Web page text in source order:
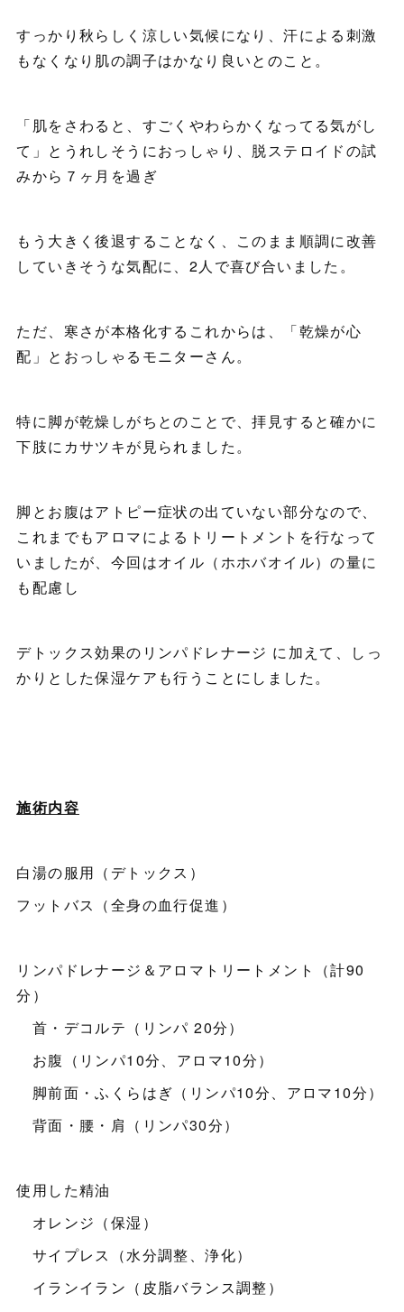
すっかり秋らしく涼しい気候になり、汗による刺激
もなくなり肌の調子はかなり良いとのこと。
「肌をさわると、すごくやわらかくなってる気がし
て」とうれしそうにおっしゃり、脱ステロイドの試
みから７ヶ月を過ぎ
もう大きく後退することなく、このまま順調に改善
していきそうな気配に、2人で喜び合いました。
ただ、寒さが本格化するこれからは、「乾燥が心
配」とおっしゃるモニターさん。
特に脚が乾燥しがちとのことで、拝見すると確かに
下肢にカサツキが見られました。
脚とお腹はアトピー症状の出ていない部分なので、
これまでもアロマによるトリートメントを行なって
いましたが、今回はオイル（ホホバオイル）の量に
も配慮し
デトックス効果のリンパドレナージ に加えて、しっ
かりとした保湿ケアも行うことにしました。
施術内容
白湯の服用（デトックス）
フットバス（全身の血行促進）
リンパドレナージ＆アロマトリートメント（計90
分）
首・デコルテ（リンパ 20分）
お腹（リンパ10分、アロマ10分）
脚前面・ふくらはぎ（リンパ10分、アロマ10分）
背面・腰・肩（リンパ30分）
使用した精油
オレンジ（保湿）
サイプレス（水分調整、浄化）
イランイラン（皮脂バランス調整）